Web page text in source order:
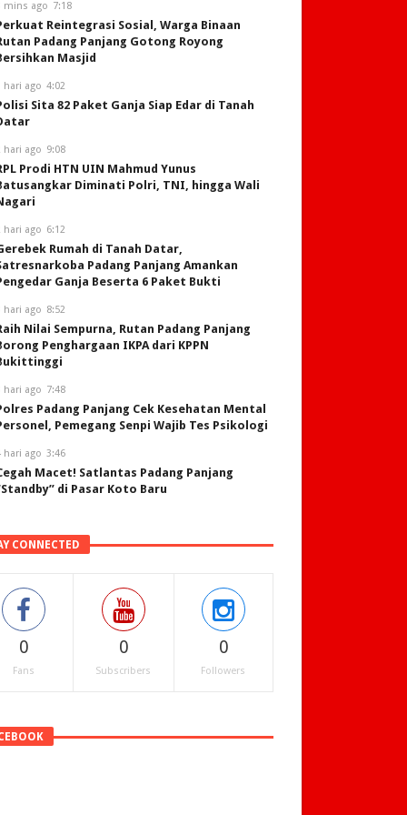
mins ago 7:18
Reintegrasi Sosial, Warga Binaan
Padang Panjang Gotong Royong
Masjid
hari ago 4:02
Sita 82 Paket Ganja Siap Edar di Tanah
hari ago 9:08
Prodi HTN UIN Mahmud Yunus
Diminati Polri, TNI, hingga Wali
hari ago 6:12
Rumah di Tanah Datar,
Padang Panjang Amankan
Ganja Beserta 6 Paket Bukti
hari ago 8:52
Nilai Sempurna, Rutan Padang Panjang
Penghargaan IKPA dari KPPN
hari ago 7:48
Padang Panjang Cek Kesehatan Mental
Pemegang Senpi Wajib Tes Psikologi
hari ago 3:46
Macet! Satlantas Padang Panjang
di Pasar Koto Baru
CONNECTED
0
Fans
0
Subscribers
0
Followers